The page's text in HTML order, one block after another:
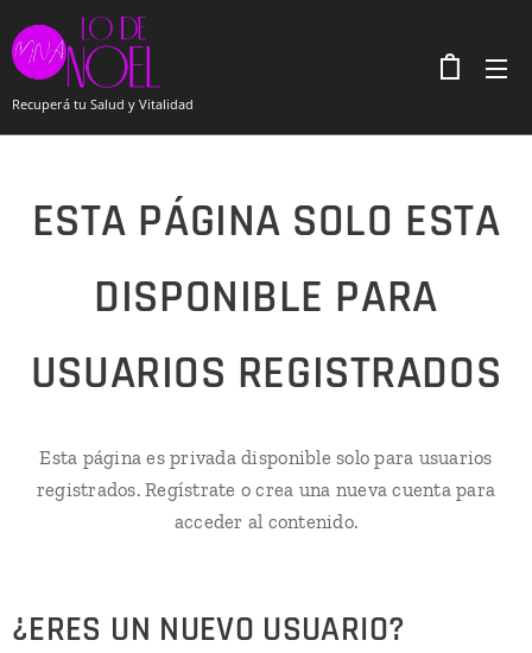
Recuperá tu Salud y Vitalidad
ESTA PÁGINA SOLO ESTA
DISPONIBLE PARA
USUARIOS REGISTRADOS
Esta página es privada disponible solo para usuarios
registrados. Regístrate o crea una nueva cuenta para
acceder al contenido.
¿ERES UN NUEVO USUARIO?